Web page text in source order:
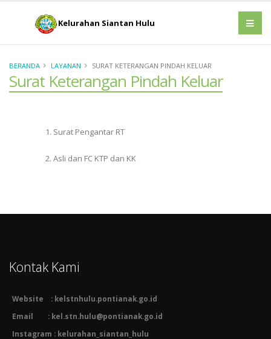
Kelurahan Siantan Hulu
BERANDA LAYANAN SURAT KETERANGAN PINDAH KELUAR
Surat Keterangan Pindah Keluar
1. Surat Pengantar RT
2. Asli dan FC KTP dan KK
Kontak Kami
Website : kelstnhulu.pontianak.go.id
Email : kel.stn.hulu@pontianak.go.id
Instagram : kelurahan_siantan_hulu